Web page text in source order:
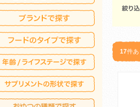
17件